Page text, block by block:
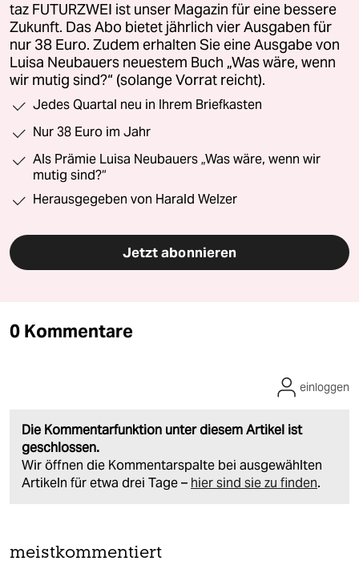
taz FUTURZWEI ist unser Magazin für eine bessere
Zukunft. Das Abo bietet jährlich vier Ausgaben für
nur 38 Euro. Zudem erhalten Sie eine Ausgabe von
Luisa Neubauers neuestem Buch „Was wäre, wenn
wir mutig sind?“ (solange Vorrat reicht).
Jedes Quartal neu in Ihrem Briefkasten
Nur 38 Euro im Jahr
Als Prämie Luisa Neubauers „Was wäre, wenn wir
mutig sind?“
Herausgegeben von Harald Welzer
Jetzt abonnieren
0 Kommentare
Die Kommentarfunktion unter diesem Artikel ist
geschlossen.
Wir öffnen die Kommentarspalte bei ausgewählten
Artikeln für etwa drei Tage – hier sind sie zu finden.
einloggen
meistkommentiert